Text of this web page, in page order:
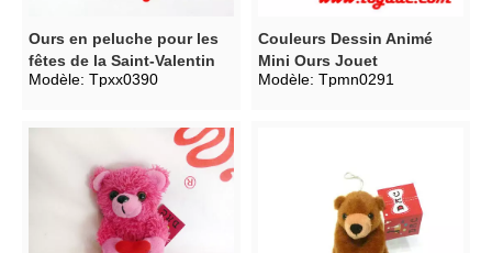
Ours en peluche pour les
fêtes de la Saint-Valentin
Modèle: Tpxx0390
Couleurs Dessin Animé
Mini Ours Jouet
Modèle: Tpmn0291